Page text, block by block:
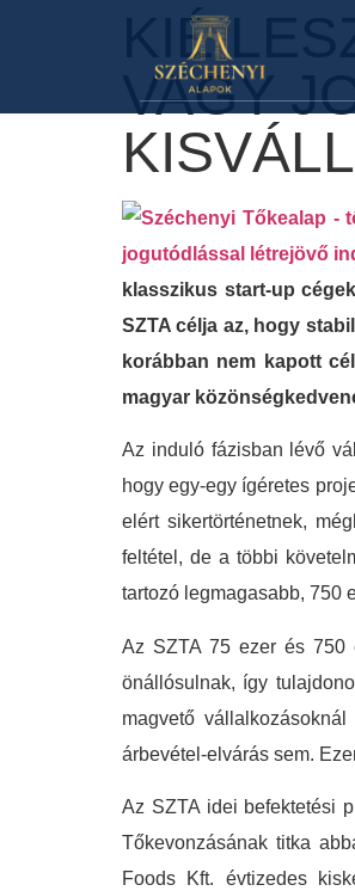
KIÉ
VAGY
klasszikus start-up
SZTA célja az, hogy
korábban nem kapott
magyar
Az induló fázisban lévő
hogy egy-egy ígéretes
elért sikertörténetnek,
feltétel, de a többi
tartozó legmagasabb, 750
Az SZTA 75 ezer és 750
önállósulnak, így
magvető
árbevétel-elvárás sem.
Az SZTA idei befektetési
Tőkevonzásának titka
Foods Kft. évtizedes